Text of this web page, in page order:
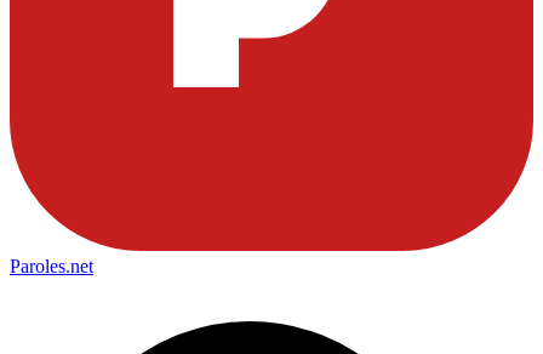
Paroles.net